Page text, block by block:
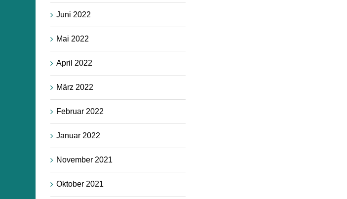
Juni 2022
Mai 2022
April 2022
März 2022
Februar 2022
Januar 2022
November 2021
Oktober 2021